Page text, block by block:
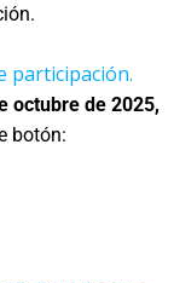
participación.
octubre de 2025,
botón: